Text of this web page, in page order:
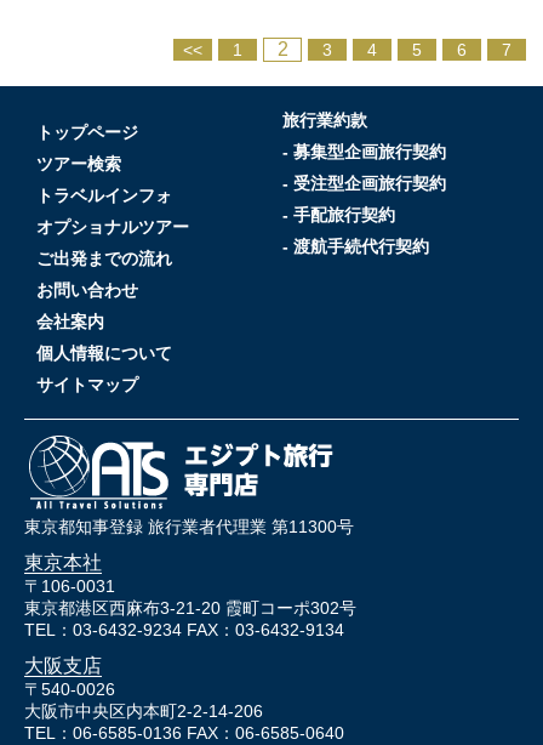
<< 1 2 3 4 5 6 7
トップページ
ツアー検索
トラベルインフォ
オプショナルツアー
ご出発までの流れ
お問い合わせ
会社案内
個人情報について
サイトマップ
旅行業約款
- 募集型企画旅行契約
- 受注型企画旅行契約
- 手配旅行契約
- 渡航手続代行契約
東京都知事登録 旅行業者代理業 第11300号
東京本社
〒106-0031
東京都港区西麻布3-21-20 霞町コーポ302号
TEL：03-6432-9234 FAX：03-6432-9134
大阪支店
〒540-0026
大阪市中央区内本町2-2-14-206
TEL：06-6585-0136 FAX：06-6585-0640